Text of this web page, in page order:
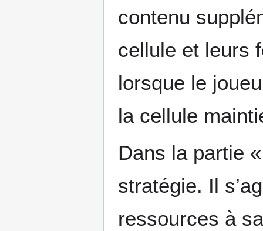
contenu
cellule et leurs
lorsque le
la cellule
Dans la partie
stratégie. Il
ressources à